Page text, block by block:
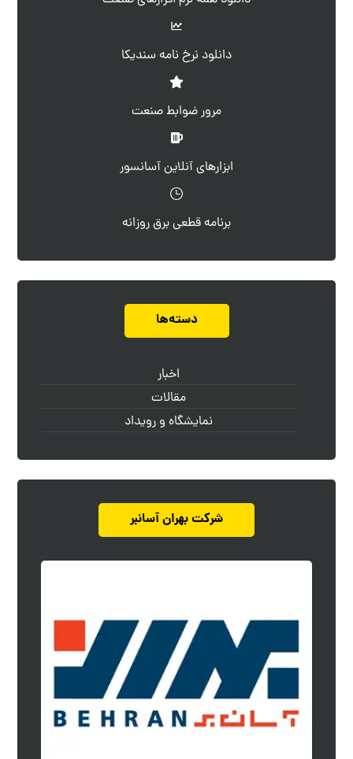
دانلود نرخ نامه سندیکا
مرور ضوابط صنعت
ابزارهای آنلاین آسانسور
برنامه قطعی برق روزانه
دسته‌ها
اخبار
مقالات
نمایشگاه و رویداد
شرکت بهران آسانبر